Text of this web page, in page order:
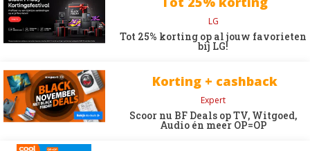
LG
Tot 25% korting op al jouw favorieten
bij LG!
Korting + cashback
Expert
Scoor nu BF Deals op TV, Witgoed,
Audio én meer OP=OP